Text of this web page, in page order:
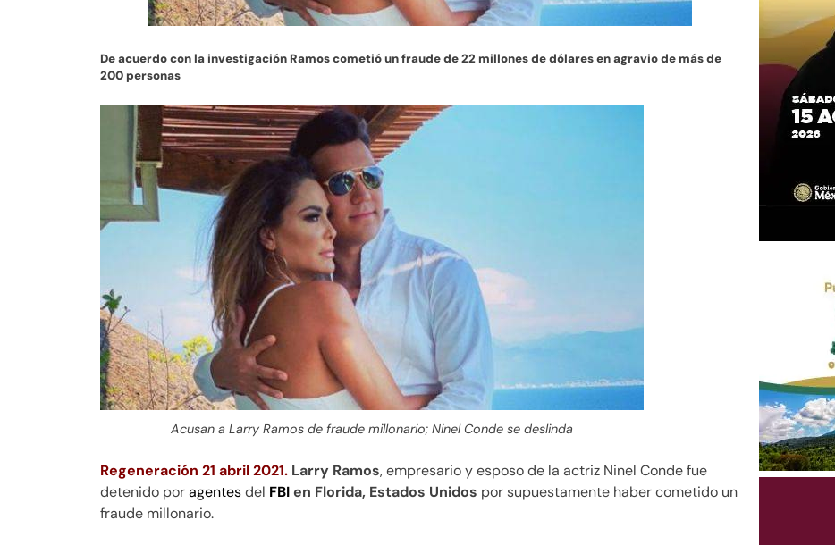
De acuerdo con la investigación Ramos cometió un fraude de 22 millones de dólares en agravio de más de
200 personas
Acusan a Larry Ramos de fraude millonario; Ninel Conde se deslinda
Regeneración 21 abril 2021. Larry Ramos, empresario y esposo de la actriz Ninel Conde fue
detenido poragentesdel FBIen Florida, Estados Unidos por supuestamente haber cometido un
fraude millonario.